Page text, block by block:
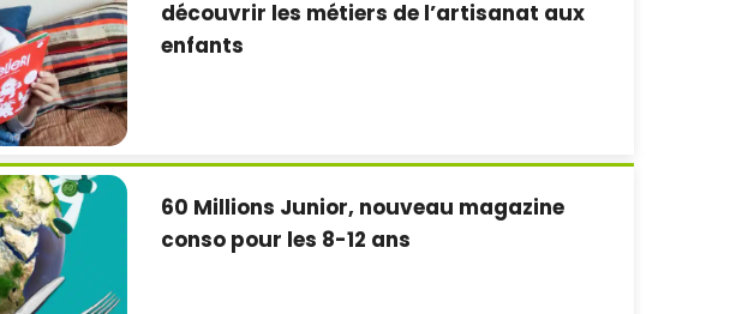
découvrir les métiers de l’artisanat aux
enfants
60 Millions Junior, nouveau magazine
conso pour les 8-12 ans